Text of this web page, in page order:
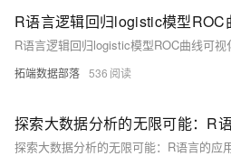
拓端数据部落 536
探索大数据分析的无限可能：R
探索大数据分析的无限可能：R语言的应